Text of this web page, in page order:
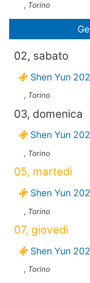
, Torino
02, sabato
Shen Yun
, Torino
03, domenica
Shen Yun
, Torino
05, martedì
Shen Yun
, Torino
07, giovedì
Shen Yun
, Torino